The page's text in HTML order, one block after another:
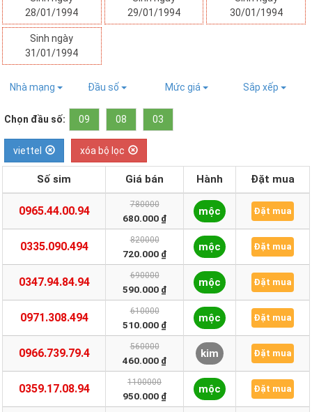
28/01/1994
29/01/1994
30/01/1994
Sinh ngày
31/01/1994
Nhà mạng Đầu số Mức giá Sắp xếp
Chọn đầu số: 09 08 03
viettel xóa bộ lọc
Số sim Giá bán Hành Đặt mua
0965.44.00.94 780000
680.000 ₫
mộc Đặt mua
0335.090.494 820000
720.000 ₫
mộc Đặt mua
0347.94.84.94 690000
590.000 ₫
mộc Đặt mua
0971.308.494 610000
510.000 ₫
mộc Đặt mua
0966.739.79.4 560000
460.000 ₫
kim Đặt mua
0359.17.08.94 1100000
950.000 ₫
mộc Đặt mua